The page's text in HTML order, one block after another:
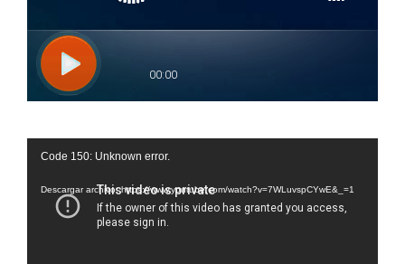
Reproductor
vídeo
Code 150: Unknown error.
Descargar archivo: https://www.youtube.com/watch?v=7WLuvspCYwE&_=1